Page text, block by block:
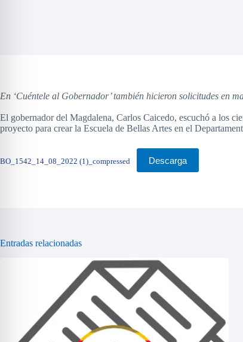
En ‘Cuéntele al Gobernador’ también hicieron solicitudes en
El gobernador del Magdalena, Carlos Caicedo, escuchó a los
proyecto para crear la Escuela de Bellas Artes en el
BO_1542_14_08_2022 (1)_compressed Descarga
Entradas relacionadas